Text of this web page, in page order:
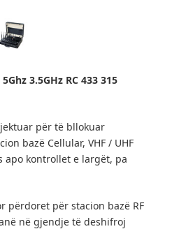
3.5GHz RC 433 315
për të bllokuar
bazë Cellular, VHF / UHF
apo kontrollet e largët, pa
përdoret për stacion bazë RF
në gjendje të deshifroj